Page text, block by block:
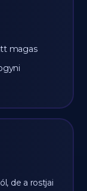
magas
de a rostjai